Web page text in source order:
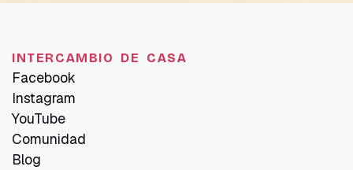
INTERCAMBIO DE CASA
Facebook
Instagram
YouTube
Comunidad
Blog